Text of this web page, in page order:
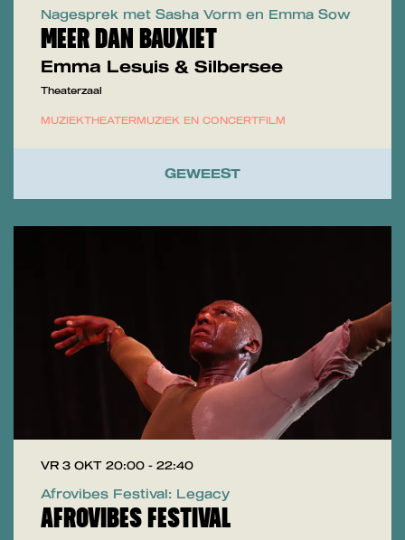
MEER DAN BAUXIET
Emma Lesuis & Silbersee
Nagesprek met Sasha Vorm en Emma Sow
Theaterzaal
MUZIEKTHEATERMUZIEK EN CONCERTFILM
GEWEEST
AFROVIBES FESTIVAL
Afrovibes Festival: Legacy
VR 3 OKT 20:00 - 22:40